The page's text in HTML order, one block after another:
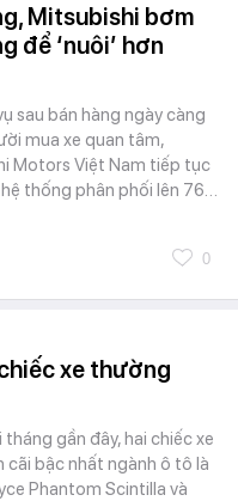
Mitsubishi bơm
để ‘nuôi’ hơn
sau bán hàng ngày càng
mua xe quan tâm,
Motors Việt Nam tiếp tục
thống phân phối lên 76…
0
xe thường
tháng gần đây, hai chiếc xe
cãi bậc nhất ngành ô tô là
Phantom Scintilla và